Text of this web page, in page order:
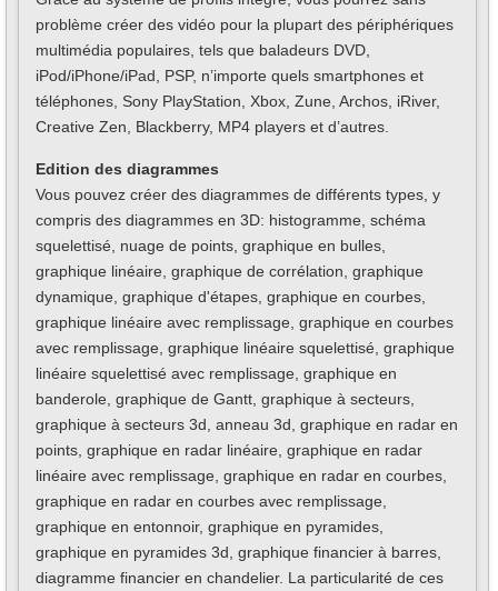
problème créer des vidéo pour la plupart des périphériques
multimédia populaires, tels que baladeurs DVD,
iPod/iPhone/iPad, PSP, n’importe quels smartphones et
téléphones, Sony PlayStation, Xbox, Zune, Archos, iRiver,
Creative Zen, Blackberry, MP4 players et d’autres.
Edition des diagrammes
Vous pouvez créer des diagrammes de différents types, y
compris des diagrammes en 3D: histogramme, schéma
squelettisé, nuage de points, graphique en bulles,
graphique linéaire, graphique de corrélation, graphique
dynamique, graphique d'étapes, graphique en courbes,
graphique linéaire avec remplissage, graphique en courbes
avec remplissage, graphique linéaire squelettisé, graphique
linéaire squelettisé avec remplissage, graphique en
banderole, graphique de Gantt, graphique à secteurs,
graphique à secteurs 3d, anneau 3d, graphique en radar en
points, graphique en radar linéaire, graphique en radar
linéaire avec remplissage, graphique en radar en courbes,
graphique en radar en courbes avec remplissage,
graphique en entonnoir, graphique en pyramides,
graphique en pyramides 3d, graphique financier à barres,
diagramme financier en chandelier. La particularité de ces